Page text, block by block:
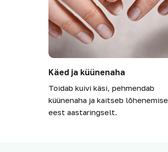
Käed ja küünenaha
Toidab kuivi käsi, pehmendab
küünenaha ja kaitseb lõhenemise
eest aastaringselt.